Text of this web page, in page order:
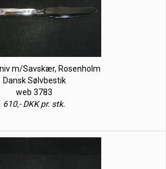
m/Savskær, Rosenholm
Dansk Sølvbestik
web 3783
610,- DKK pr. stk.